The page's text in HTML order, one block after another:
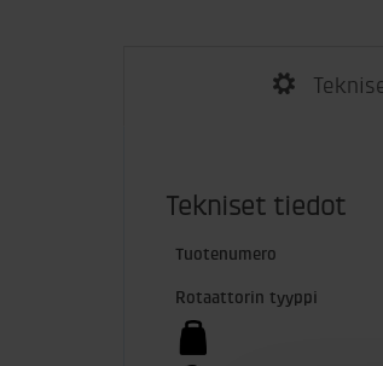
Tekniset tiedot
Tuotenumero
Rotaattorin tyyppi